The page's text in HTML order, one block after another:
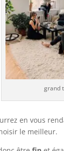
grand
en vous
le meilleur.